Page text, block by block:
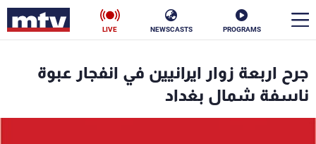
PROGRAMS
NEWSCASTS
LIVE
جرح اربعة زوار ايرانيين في انفجار عبوة
ناسفة شمال بغداد
الأخبار